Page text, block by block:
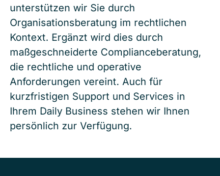
unterstützen wir Sie durch
Organisationsberatung im rechtlichen
Kontext. Ergänzt wird dies durch
maßgeschneiderte Complianceberatung,
die rechtliche und operative
Anforderungen vereint. Auch für
kurzfristigen Support und Services in
Ihrem Daily Business stehen wir Ihnen
persönlich zur Verfügung.